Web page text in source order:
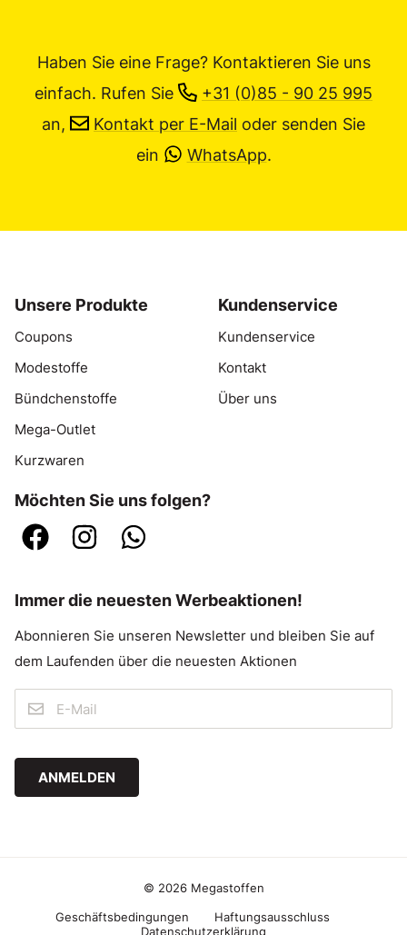
Haben Sie eine Frage? Kontaktieren Sie uns
einfach. Rufen Sie
+31 (0)85 - 90 25 995
an,
Kontakt per E-Mail oder senden Sie
ein
WhatsApp.
Unsere Produkte
Coupons
Modestoffe
Bündchenstoffe
Mega-Outlet
Kurzwaren
Kundenservice
Kundenservice
Kontakt
Über uns
Möchten Sie uns folgen?
Immer die neuesten Werbeaktionen!
Abonnieren Sie unseren Newsletter und bleiben Sie auf
dem Laufenden über die neuesten Aktionen
ANMELDEN
© 2026 Megastoffen
Geschäftsbedingungen
Haftungsausschluss
Datenschutzerklärung